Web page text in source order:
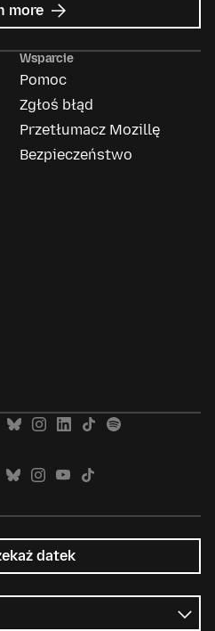
more about
Mozilla
Wsparcie
Pomoc
Zgłoś błąd
Przetłumacz Mozillę
Bezpieczeństwo
datek